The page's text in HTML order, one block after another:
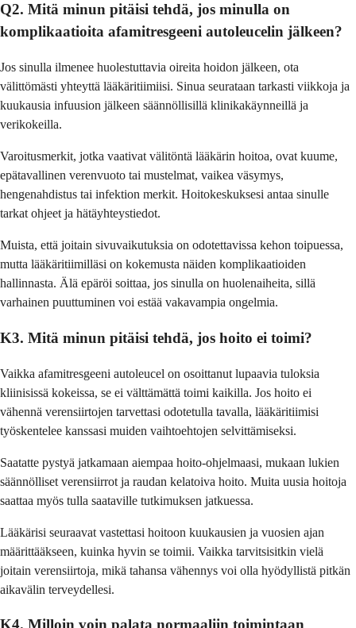
Q2. Mitä minun pitäisi tehdä, jos minulla on
komplikaatioita afamitresgeeni autoleucelin jälkeen?
Jos sinulla ilmenee huolestuttavia oireita hoidon jälkeen, ota
välittömästi yhteyttä lääkäritiimiisi. Sinua seurataan tarkasti viikkoja ja
kuukausia infuusion jälkeen säännöllisillä klinikakäynneillä ja
verikokeilla.
Varoitusmerkit, jotka vaativat välitöntä lääkärin hoitoa, ovat kuume,
epätavallinen verenvuoto tai mustelmat, vaikea väsymys,
hengenahdistus tai infektion merkit. Hoitokeskuksesi antaa sinulle
tarkat ohjeet ja hätäyhteystiedot.
Muista, että joitain sivuvaikutuksia on odotettavissa kehon toipuessa,
mutta lääkäritiimilläsi on kokemusta näiden komplikaatioiden
hallinnasta. Älä epäröi soittaa, jos sinulla on huolenaiheita, sillä
varhainen puuttuminen voi estää vakavampia ongelmia.
K3. Mitä minun pitäisi tehdä, jos hoito ei toimi?
Vaikka afamitresgeeni autoleucel on osoittanut lupaavia tuloksia
kliinisissä kokeissa, se ei välttämättä toimi kaikilla. Jos hoito ei
vähennä verensiirtojen tarvettasi odotetulla tavalla, lääkäritiimisi
työskentelee kanssasi muiden vaihtoehtojen selvittämiseksi.
Saatatte pystyä jatkamaan aiempaa hoito-ohjelmaasi, mukaan lukien
säännölliset verensiirrot ja raudan kelatoiva hoito. Muita uusia hoitoja
saattaa myös tulla saataville tutkimuksen jatkuessa.
Lääkärisi seuraavat vastettasi hoitoon kuukausien ja vuosien ajan
määrittääkseen, kuinka hyvin se toimii. Vaikka tarvitsisitkin vielä
joitain verensiirtoja, mikä tahansa vähennys voi olla hyödyllistä pitkän
aikavälin terveydellesi.